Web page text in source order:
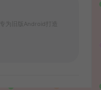
为旧版Android打造